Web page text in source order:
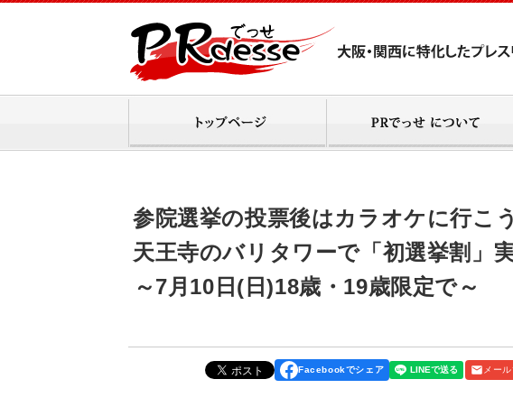
参院選挙の投票後はカラオケに行こ
天王寺のバリタワーで「初選挙割」
～7月10日(日)18歳・19歳限定で～
Facebookでシェア メー